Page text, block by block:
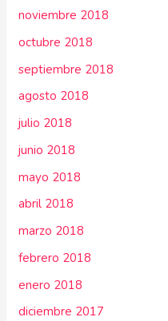
noviembre 2018
octubre 2018
septiembre 2018
agosto 2018
julio 2018
junio 2018
mayo 2018
abril 2018
marzo 2018
febrero 2018
enero 2018
diciembre 2017